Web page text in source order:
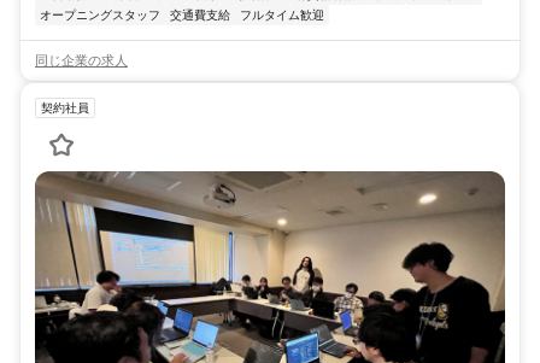
オープニングスタッフ
交通費支給 フルタイム歓迎
同じ企業の求人
契約社員